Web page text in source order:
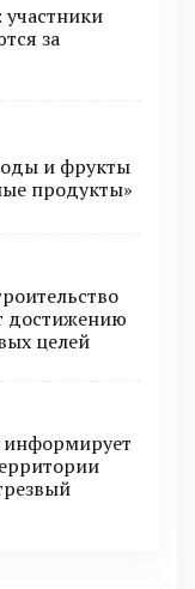
за
и фрукты
продукты»
достижению
целей
информирует